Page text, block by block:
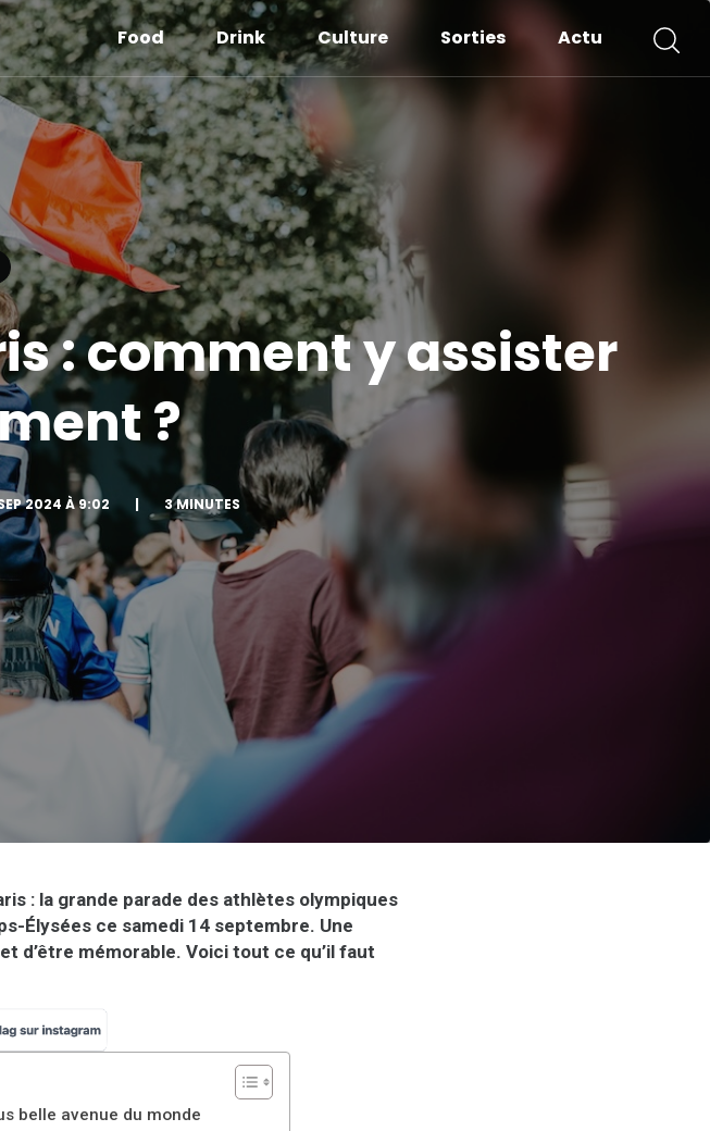
Food Drink Culture Sorties Actu
: comment y assister
?
2024 À 9:02 | 3 MINUTES
: la grande parade des athlètes olympiques
Élysées ce samedi 14 septembre. Une
d’être mémorable. Voici tout ce qu’il faut
belle avenue du monde